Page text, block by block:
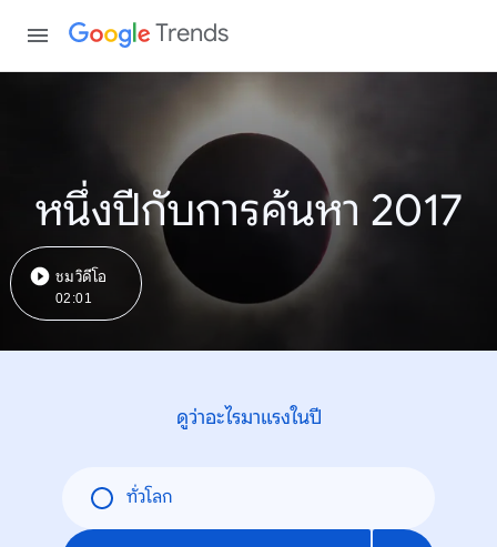
Trends
หนึ่งปีกับการค้นหา 2017
ชมวิดีโอ
02:01
ดูว่าอะไรมาแรงในปี
ทั่วโลก